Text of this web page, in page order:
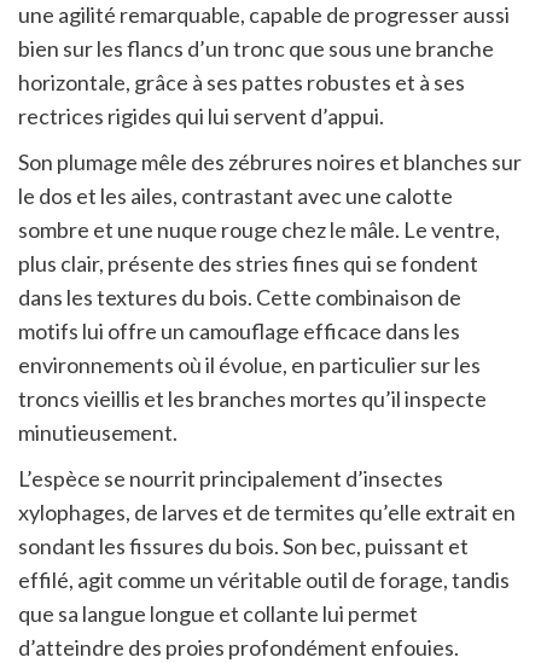
une agilité remarquable, capable de progresser aussi
bien sur les flancs d’un tronc que sous une branche
horizontale, grâce à ses pattes robustes et à ses
rectrices rigides qui lui servent d’appui.
Son plumage mêle des zébrures noires et blanches sur
le dos et les ailes, contrastant avec une calotte
sombre et une nuque rouge chez le mâle. Le ventre,
plus clair, présente des stries fines qui se fondent
dans les textures du bois. Cette combinaison de
motifs lui offre un camouflage efficace dans les
environnements où il évolue, en particulier sur les
troncs vieillis et les branches mortes qu’il inspecte
minutieusement.
L’espèce se nourrit principalement d’insectes
xylophages, de larves et de termites qu’elle extrait en
sondant les fissures du bois. Son bec, puissant et
effilé, agit comme un véritable outil de forage, tandis
que sa langue longue et collante lui permet
d’atteindre des proies profondément enfouies.